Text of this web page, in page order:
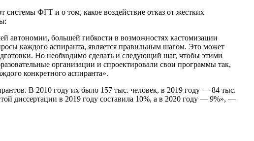
системы ФГТ и о том, какое воздействие отказ от жестких
автономии, большей гибкости в возможностях кастомизации
каждого аспиранта, является правильным шагом. Это может
Но необходимо сделать и следующий шаг, чтобы этими
организации и спроектировали свои программы так,
конкретного аспиранта».
В 2010 году их было 157 тыс. человек, в 2019 году — 84 тыс.
диссертации в 2019 году составила 10%, а в 2020 году — 9%», —